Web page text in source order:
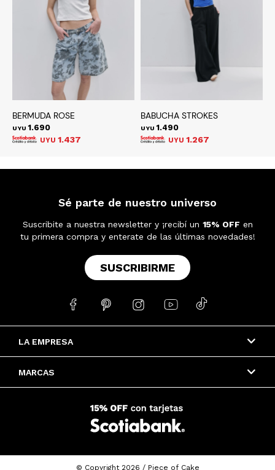
BERMUDA ROSE
UYU 1.690
UYU 1.437
BABUCHA STROKES
UYU 1.490
UYU 1.267
LA EMPRESA
MARCAS
Sé parte de nuestro universo
Suscribite a nuestra newsletter y ¡recibí un 15% OFF en
tu primera compra y enterate de las últimas novedades!
SUSCRIBIRME
    
© Copyright 2026 / Piece of Cake